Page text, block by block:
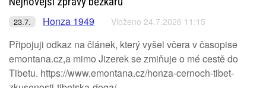
23.7. Honza 1949 Vloženo 24.7.2026 11:15
Připojuji odkaz na článek, který vyšel včera v časopise
emontana.cz,a mimo Jizerek se zmiňuje o mé cestě do
Tibetu. https://www.emontana.cz/honza-cernoch-tibet-